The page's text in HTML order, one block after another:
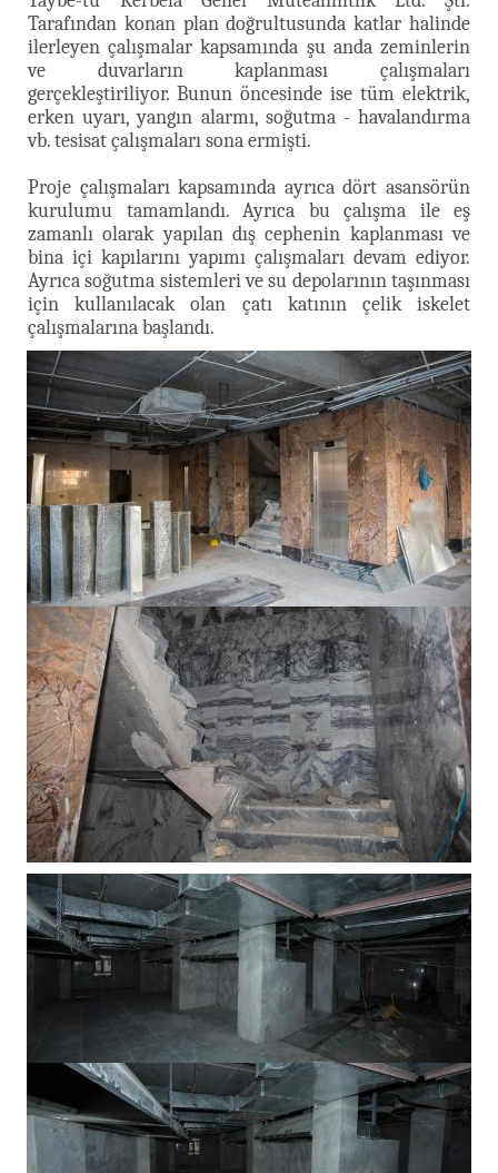
Tarafından konan plan doğrultusunda katlar halinde
ilerleyen çalışmalar kapsamında şu anda zeminlerin
ve duvarların kaplanması çalışmaları
gerçekleştiriliyor. Bunun öncesinde ise tüm elektrik,
erken uyarı, yangın alarmı, soğutma - havalandırma
vb. tesisat çalışmaları sona ermişti.
Proje çalışmaları kapsamında ayrıca dört asansörün
kurulumu tamamlandı. Ayrıca bu çalışma ile eş
zamanlı olarak yapılan dış cephenin kaplanması ve
bina içi kapılarını yapımı çalışmaları devam ediyor.
Ayrıca soğutma sistemleri ve su depolarının taşınması
için kullanılacak olan çatı katının çelik iskelet
çalışmalarına başlandı.